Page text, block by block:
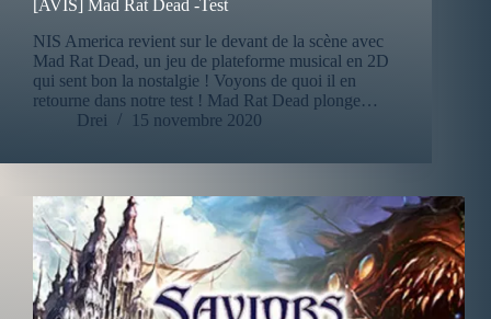
[AVIS] Mad Rat Dead -Test
NIS America revient sur le devant de la scène avec
Mad Rat Dead, un jeu de plateforme musical en 2D
qui sent bon la nostalgie ! Voyons de quoi il en
retourne dans notre test ! Mad Rat Dead plonge…
Drei
15 novembre 2020